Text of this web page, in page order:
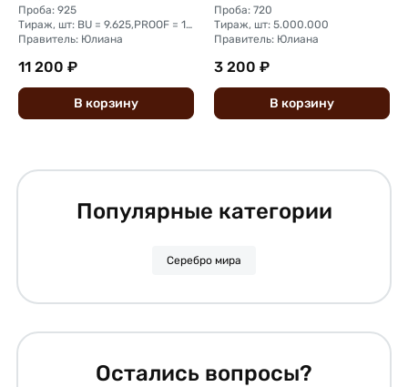
Проба: 925
Тираж, шт: BU = 9.625,PROOF = 12.788
Правитель: Юлиана
11 200 ₽
В корзину
Проба: 720
Тираж, шт: 5.000.000
Правитель: Юлиана
3 200 ₽
В корзину
Популярные категории
Серебро мира
Остались вопросы?